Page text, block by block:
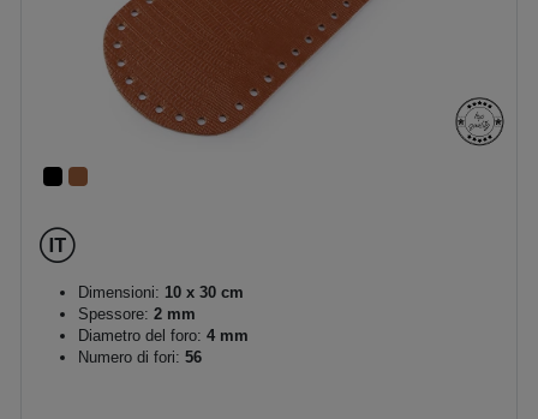
Dimensioni: 10 x 30 cm
Spessore: 2 mm
Diametro del foro: 4 mm
Numero di fori: 56